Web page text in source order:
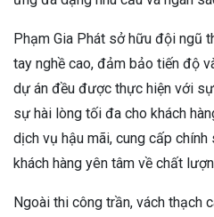
Phạm Gia Phát sở hữu đội ngũ
tay nghề cao, đảm bảo tiến độ
dự án đều được thực hiện với
sự hài lòng tối đa cho khách
dịch vụ hậu mãi, cung cấp chính
khách hàng yên tâm về chất
Ngoài thi công trần, vách thạch